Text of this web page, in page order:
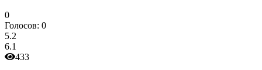
0
Голосов: 0
5.2
6.1
433